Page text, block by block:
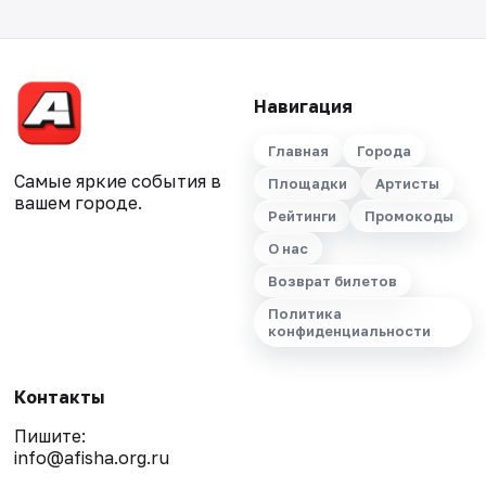
Самые яркие события в
вашем городе.
Навигация
Главная
Города
Площадки
Артисты
Рейтинги
Промокоды
О нас
Возврат билетов
Политика
конфиденциальности
Контакты
Пишите:
info@afisha.org.ru